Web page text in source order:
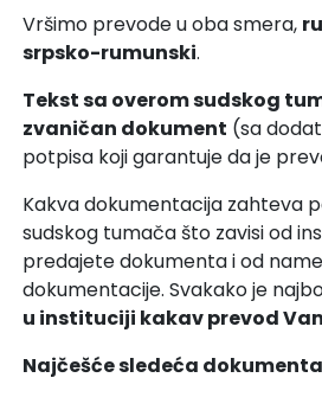
Vršimo prevode u oba smera,
srpsko-rumunski.
Tekst sa overom sudskog
zvaničan dokument (sa
potpisa koji garantuje da je
Kakva dokumentacija zahteva
sudskog tumača što zavisi od
predajete dokumenta i od
dokumentacije. Svakako je
u instituciji kakav prevod
Najčešće sledeća